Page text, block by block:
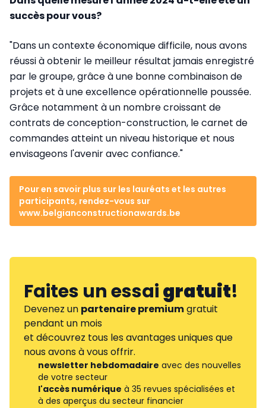
succès pour vous?
"Dans un contexte économique difficile, nous avons
réussi à obtenir le meilleur résultat jamais enregistré
par le groupe, grâce à une bonne combinaison de
projets et à une excellence opérationnelle poussée.
Grâce notamment à un nombre croissant de
contrats de conception-construction, le carnet de
commandes atteint un niveau historique et nous
envisageons l'avenir avec confiance."
Pour en savoir plus sur les lauréats et les autres
participants, rendez-vous sur
www.belgianconstructionawards.be
Faites un essaigratuit!
Devenez un partenaire premiumgratuit
pendant un mois
et découvrez tous les avantages uniques que
nous avons à vous offrir.
newsletter hebdomadaire avec des nouvelles
de votre secteur
l'accès numérique à 35 revues spécialisées et
à des aperçus du secteur financier